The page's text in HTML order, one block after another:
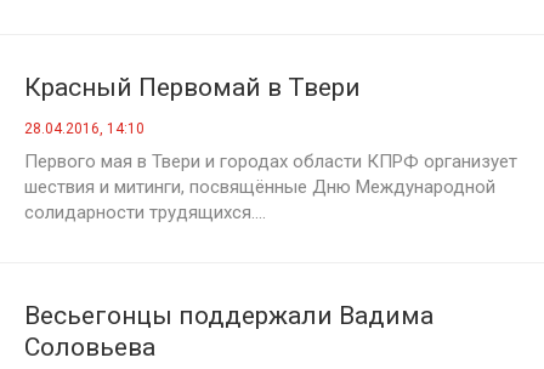
Красный Первомай в Твери
28.04.2016, 14:10
Первого мая в Твери и городах области КПРФ организует
шествия и митинги, посвящённые Дню Международной
солидарности трудящихся....
Весьегонцы поддержали Вадима
Соловьева